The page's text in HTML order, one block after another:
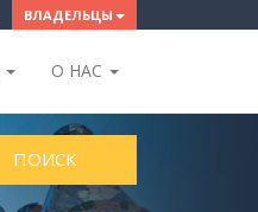
ВЛАДЕЛЬЦЫ
O НАС
ПОИСК